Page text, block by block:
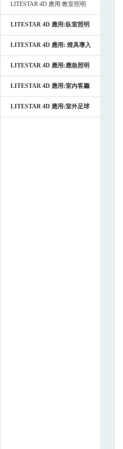
LITESTAR 4D 應用:教室照明
LITESTAR 4D 應用:臥室照明
LITESTAR 4D 應用: 燈具導入
LITESTAR 4D 應用:應急照明
LITESTAR 4D 應用:室內客廳
LITESTAR 4D 應用:室外足球